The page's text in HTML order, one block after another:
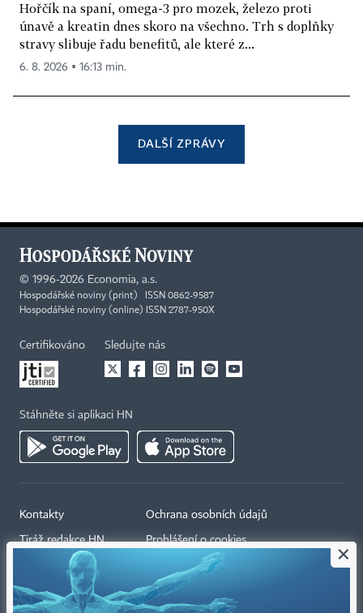
Hořčík na spaní, omega-3 pro mozek, železo proti
únavě a kreatin dnes skoro na všechno. Trh s doplňky
stravy slibuje řadu benefitů, ale které z...
6. 8. 2026 ▪ 16:13 min.
DALŠÍ ZPRÁVY
© 1996-2026 Economia, a.s.
Hospodářské noviny (print) ISSN 0862-9587
Hospodářské noviny (online) ISSN 2787-950X
Certifikováno Sledujte nás
Stáhněte si aplikaci HN
Kontakty
Tiráž redakce HN
Kariéra v HN
Ochrana osobních údajů
Prohlášení o cookies
Nastavení soukromí
Všeobecné smluvní podmínky
×